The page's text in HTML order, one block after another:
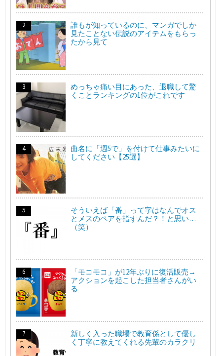
誰もが知っているのに、マンガでしか
見たことない伝説のアイテムをもらっ
たから見て
めっちゃ痛い目にあった、退職して驚
くことランキングの1位がこれです
曲名に「週5で」を付けて仕事みたいに
してください【25選】
そういえば「番」って字はなんでオス
とメスのペアを指すんだ？！と思い…
（笑）
「モコモコ」が12年ぶりに復活販売→
アクションを起こした担当者さんがい
る
新しく入った職場で教育係として優し
く丁寧に教えてくれる先輩のカラクリ